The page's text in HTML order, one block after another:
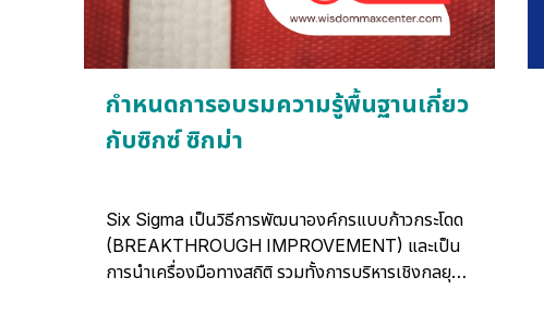
กำหนดการอบรมความรู้พื้นฐานเกี่ยว
กับซิกซ์ ซิกม่า
Six Sigma เป็นวิธีการพัฒนาองค์กรแบบก้าวกระโดด
(BREAKTHROUGH IMPROVEMENT) และเป็น
การนำเครื่องมือทางสถิติ รวมทั้งการบริหารเชิงกลยุทธ์